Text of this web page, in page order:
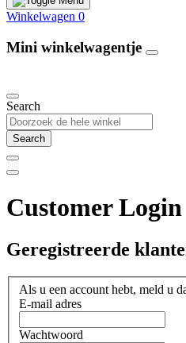
Winkelwagen 0
Mini winkelwagentje
Search
Search
Customer Login
Geregistreerde
Als u een account hebt, meld u
E-mail adres
Wachtwoord